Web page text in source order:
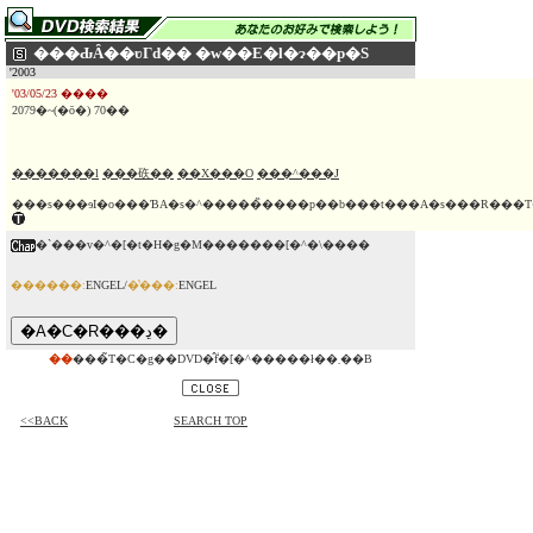
���ԂȂ��ʋΓd�� �w��E�l�ɂ��p�S
'2003
'03/05/23 ����
2079�~(�ō�) 70��
�������l ���䂠�� ��X���O ���^���J
�`���v�^�[�t�H�g�M�������[�^�\����
������:ENGEL/�̔���:ENGEL
�� ���̃T�C�g��DVD�̂݃f�[�^�����ł��܂��B
<<BACK SEARCH TOP